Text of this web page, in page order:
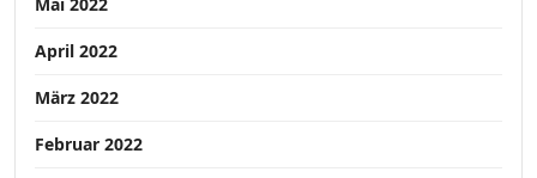
April 2022
März 2022
Februar 2022